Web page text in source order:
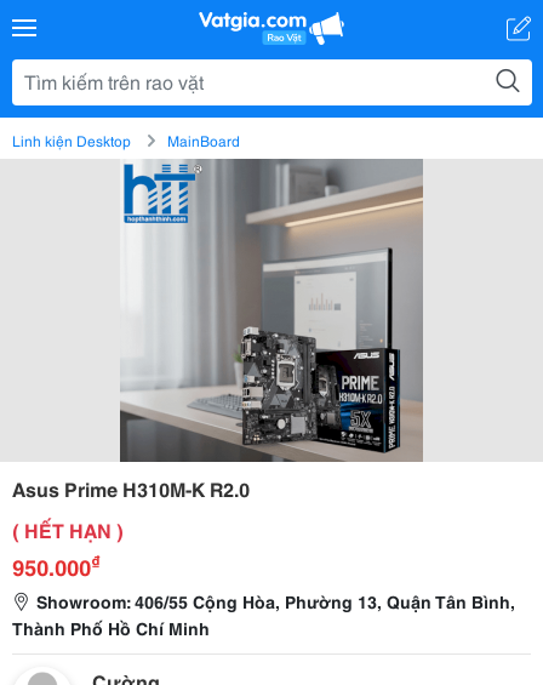
Linh kiện Desktop MainBoard
Asus Prime H310M-K R2.0
( HẾT HẠN )
950.000₫
Showroom: 406/55 Cộng Hòa, Phường 13, Quận Tân Bình,
Thành Phố Hồ Chí Minh